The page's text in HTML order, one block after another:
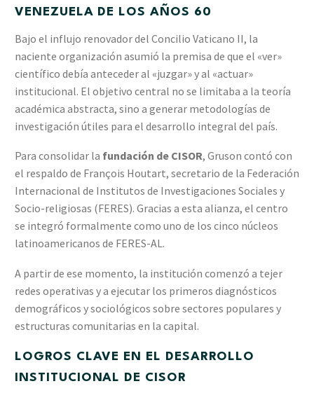
VENEZUELA DE LOS AÑOS 60
Bajo el influjo renovador del Concilio Vaticano II, la
naciente organización asumió la premisa de que el «ver»
científico debía anteceder al «juzgar» y al «actuar»
institucional. El objetivo central no se limitaba a la teoría
académica abstracta, sino a generar metodologías de
investigación útiles para el desarrollo integral del país.
Para consolidar la fundación de CISOR, Gruson contó con
el respaldo de François Houtart, secretario de la Federación
Internacional de Institutos de Investigaciones Sociales y
Socio-religiosas (FERES). Gracias a esta alianza, el centro
se integró formalmente como uno de los cinco núcleos
latinoamericanos de FERES-AL.
A partir de ese momento, la institución comenzó a tejer
redes operativas y a ejecutar los primeros diagnósticos
demográficos y sociológicos sobre sectores populares y
estructuras comunitarias en la capital.
LOGROS CLAVE EN EL DESARROLLO
INSTITUCIONAL DE CISOR